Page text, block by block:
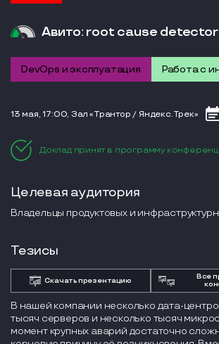
Авито: root cause detector
DevOps и эксплуатация Работа с
13 мая, 17:00, Зал «Трантор / Яндекс.Трек»
Доклад принят в программу
Целевая аудитория
Владельцы продуктовых и
Тезисы
Скачать презентацию
Все
В нашей компании несколько дата-
тысяч серверов и несколько тысяч
момент крупных аварий достаточно